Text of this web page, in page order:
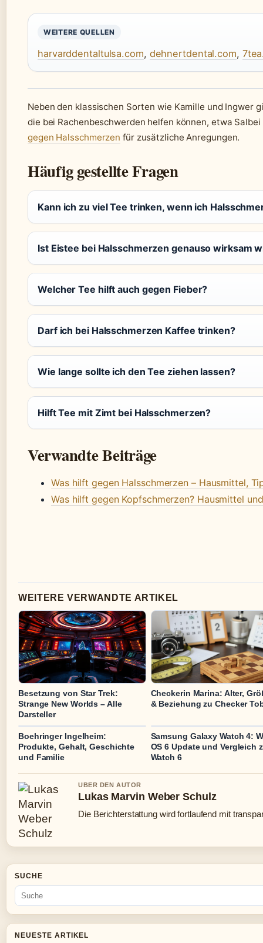
WEITERE QUELLEN
harvarddentaltulsa.com, dehnertdental.com,
Neben den klassischen Sorten wie Kamille und Ingwer
die bei Rachenbeschwerden helfen können, etwa
gegen Halsschmerzen für zusätzliche Anregungen.
Häufig gestellte Fragen
Kann ich zu viel Tee trinken, wenn ich
Ist Eistee bei Halsschmerzen genauso wirksam
Welcher Tee hilft auch gegen Fieber?
Darf ich bei Halsschmerzen Kaffee trinken?
Wie lange sollte ich den Tee ziehen lassen?
Hilft Tee mit Zimt bei Halsschmerzen?
Verwandte Beiträge
Was hilft gegen Halsschmerzen – Hausmittel,
Was hilft gegen Kopfschmerzen? Hausmittel
WEITERE VERWANDTE ARTIKEL
Besetzung von Star Trek:
Strange New Worlds – Alle
Darsteller
Checkerin Marina: Alter,
& Beziehung zu Checker
Boehringer Ingelheim:
Produkte, Gehalt, Geschichte
und Familie
Samsung Galaxy Watch 4:
OS 6 Update und Vergleich
Watch 6
UBER DEN AUTOR
Lukas Marvin Weber Schulz
Die Berichterstattung wird fortlaufend mit
SUCHE
NEUESTE ARTIKEL